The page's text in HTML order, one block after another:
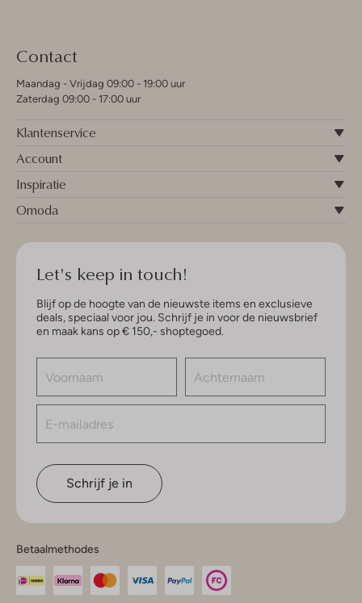
Contact
Maandag - Vrijdag 09:00 - 19:00 uur
Zaterdag 09:00 - 17:00 uur
Klantenservice
Account
Inspiratie
Omoda
Let's keep in touch!
Blijf op de hoogte van de nieuwste items en exclusieve
deals, speciaal voor jou. Schrijf je in voor de nieuwsbrief
en maak kans op € 150,- shoptegoed.
Schrijf je in
Betaalmethodes